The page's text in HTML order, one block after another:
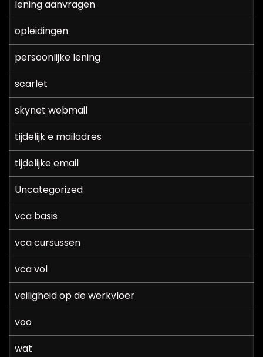
lening aanvragen
opleidingen
persoonlijke lening
scarlet
skynet webmail
tijdelijk e mailadres
tijdelijke email
Uncategorized
vca basis
vca cursussen
vca vol
veiligheid op de werkvloer
voo
wat